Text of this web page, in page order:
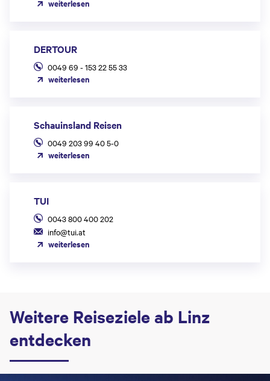
weiterlesen
DERTOUR
0049 69 - 153 22 55 33
weiterlesen
Schauinsland Reisen
0049 203 99 40 5-0
weiterlesen
TUI
0043 800 400 202
info@tui.at
weiterlesen
Weitere Reiseziele ab Linz
entdecken